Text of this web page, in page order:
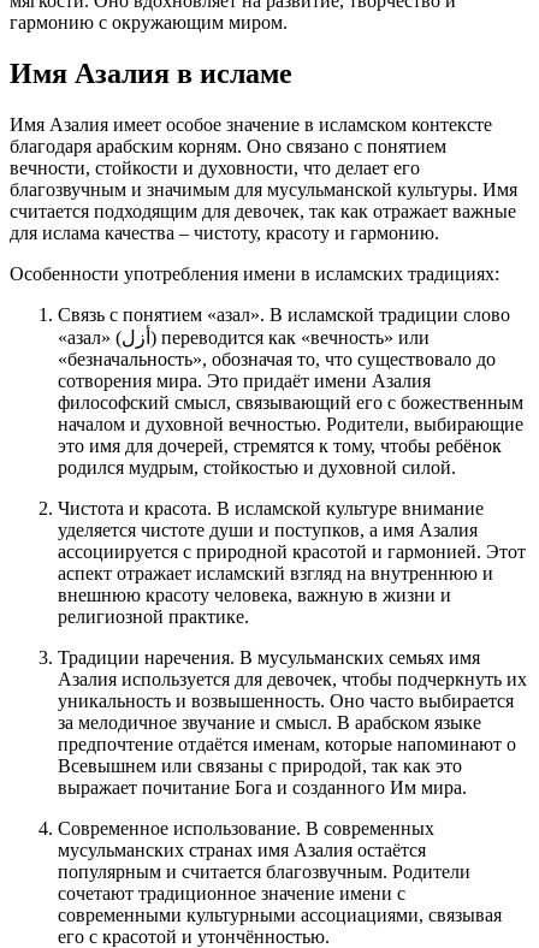
гармонию с окружающим миром.
Имя Азалия в исламе
Имя Азалия имеет особое значение в исламском контексте
благодаря арабским корням. Оно связано с понятием
вечности, стойкости и духовности, что делает его
благозвучным и значимым для мусульманской культуры. Имя
считается подходящим для девочек, так как отражает важные
для ислама качества – чистоту, красоту и гармонию.
Особенности употребления имени в исламских традициях:
Связь с понятием «азал». В исламской традиции слово
«азал» (أزل) переводится как «вечность» или
«безначальность», обозначая то, что существовало до
сотворения мира. Это придаёт имени Азалия
философский смысл, связывающий его с божественным
началом и духовной вечностью. Родители, выбирающие
это имя для дочерей, стремятся к тому, чтобы ребёнок
родился мудрым, стойкостью и духовной силой.
Чистота и красота. В исламской культуре внимание
уделяется чистоте души и поступков, а имя Азалия
ассоциируется с природной красотой и гармонией. Этот
аспект отражает исламский взгляд на внутреннюю и
внешнюю красоту человека, важную в жизни и
религиозной практике.
Традиции наречения. В мусульманских семьях имя
Азалия используется для девочек, чтобы подчеркнуть их
уникальность и возвышенность. Оно часто выбирается
за мелодичное звучание и смысл. В арабском языке
предпочтение отдаётся именам, которые напоминают о
Всевышнем или связаны с природой, так как это
выражает почитание Бога и созданного Им мира.
Современное использование. В современных
мусульманских странах имя Азалия остаётся
популярным и считается благозвучным. Родители
сочетают традиционное значение имени с
современными культурными ассоциациями, связывая
его с красотой и утончённостью.